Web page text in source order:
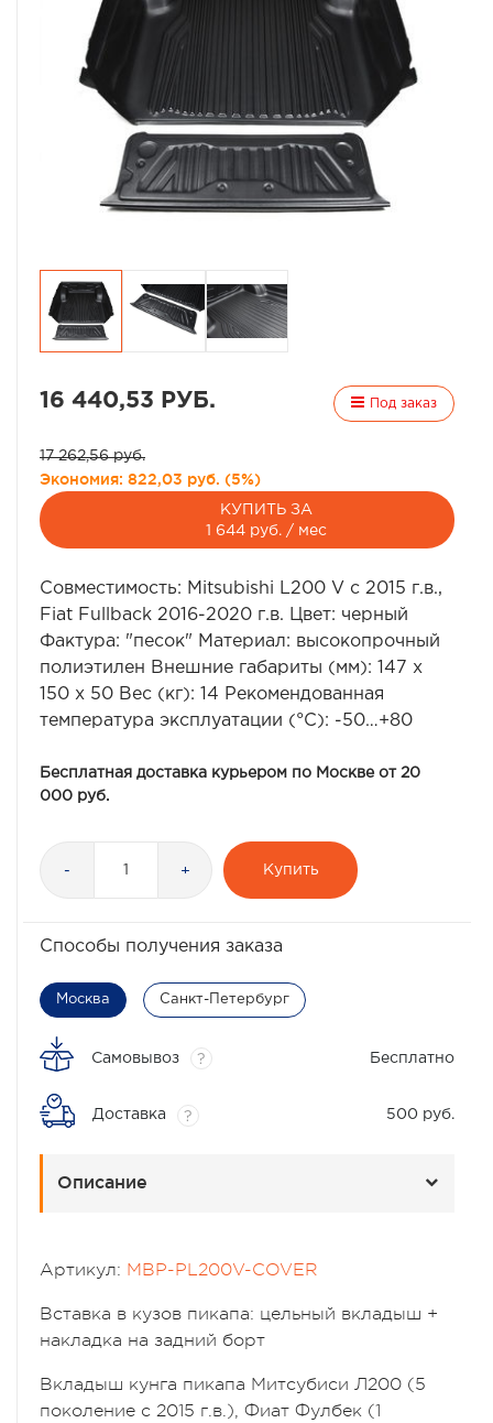
16 440,53 РУБ. Под заказ
17 262,56 руб.
Экономия: 822,03 руб. (5%)
КУПИТЬ ЗА
1 644 руб. / мес
Совместимость: Mitsubishi L200 V с 2015 г.в.,
Fiat Fullback 2016-2020 г.в. Цвет: черный
Фактура: "песок" Материал: высокопрочный
полиэтилен Внешние габариты (мм): 147 x
150 x 50 Вес (кг): 14 Рекомендованная
температура эксплуатации (°С): -50…+80
Бесплатная доставка курьером по Москве от 20
000 руб.
- + Купить
Способы получения заказа
Москва Санкт-Петербург
Самовывоз ? Бесплатно
Доставка ? 500 руб.
Описание
Артикул: MBP-PL200V-COVER
Вставка в кузов пикапа: цельный вкладыш +
накладка на задний борт
Вкладыш кунга пикапа Митсубиси Л200 (5
поколение с 2015 г.в.), Фиат Фулбек (1